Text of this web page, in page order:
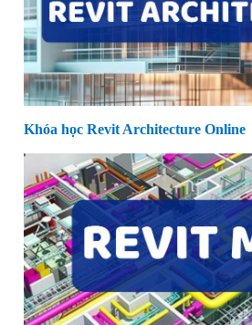
Khóa học Revit Architecture Online